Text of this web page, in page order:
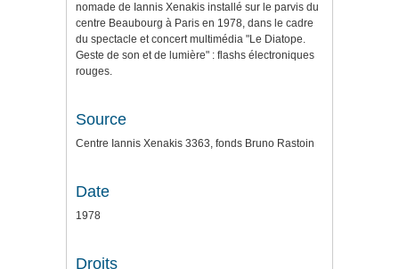
nomade de Iannis Xenakis installé sur le parvis du
centre Beaubourg à Paris en 1978, dans le cadre
du spectacle et concert multimédia "Le Diatope.
Geste de son et de lumière" : flashs électroniques
rouges.
Source
Centre Iannis Xenakis 3363, fonds Bruno Rastoin
Date
1978
Droits